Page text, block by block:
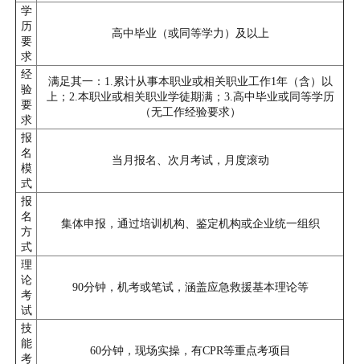
学
历
要
求
高中毕业（或同等学力）及以上
经
验
要
求
满足其一：1.累计从事本职业或相关职业工作1年（含）以
上；2.本职业或相关职业学徒期满；3.高中毕业或同等学历
（无工作经验要求）
报
名
模
式
当月报名、次月考试，月度滚动
报
名
方
式
集体申报，通过培训机构、鉴定机构或企业统一组织
理
论
考
试
90分钟，机考或笔试，涵盖应急救援基本理论等
技
能
考
60分钟，现场实操，有CPR等重点考项目